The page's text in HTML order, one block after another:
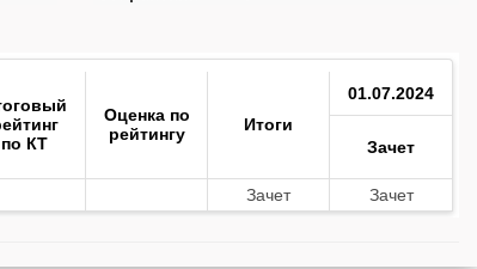
по КТ
Оценка по
рейтингу
Итоги
01.07.2024
Зачет
Зачет Зачет